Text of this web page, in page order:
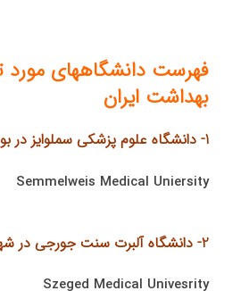
فهرست دانشگاههای مورد
بهداشت ایران
1- دانشگاه علوم پزشكی سملوایز در بوداپست(1635)
Semmelweis Medical Uniersity
2- دانشگاه آلبرت سنت جورجی در شهر سگد(1775)
Szeged Medical Univesrity